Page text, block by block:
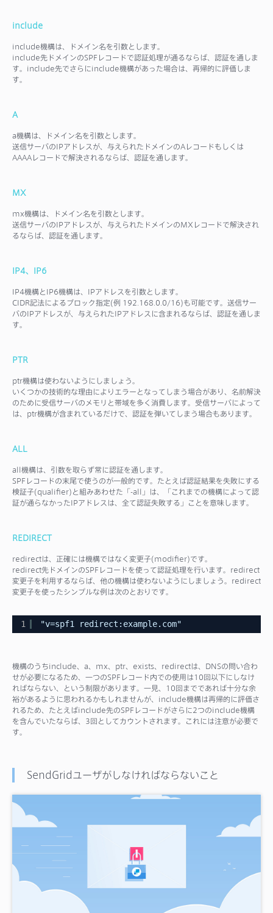
include
include機構は、ドメイン名を引数とします。
include先ドメインのSPFレコードで認証処理が通るならば、認証を通しま
す。include先でさらにinclude機構があった場合は、再帰的に評価しま
す。
A
a機構は、ドメイン名を引数とします。
送信サーバのIPアドレスが、与えられたドメインのAレコードもしくは
AAAAレコードで解決されるならば、認証を通します。
MX
mx機構は、ドメイン名を引数とします。
送信サーバのIPアドレスが、与えられたドメインのMXレコードで解決され
るならば、認証を通します。
IP4、IP6
IP4機構とIP6機構は、IPアドレスを引数とします。
CIDR記法によるブロック指定(例 192.168.0.0/16)も可能です。送信サー
バのIPアドレスが、与えられたIPアドレスに含まれるならば、認証を通しま
す。
PTR
ptr機構は使わないようにしましょう。
いくつかの技術的な理由によりエラーとなってしまう場合があり、名前解決
のために受信サーバのメモリと帯域を多く消費します。受信サーバによって
は、ptr機構が含まれているだけで、認証を弾いてしまう場合もあります。
ALL
all機構は、引数を取らず常に認証を通します。
SPFレコードの末尾で使うのが一般的です。たとえば認証結果を失敗にする
検証子(qualifier)と組みあわせた「-all」は、「これまでの機構によって認
証が通らなかったIPアドレスは、全て認証失敗する」ことを意味します。
REDIRECT
redirectは、正確には機構ではなく変更子(modifier)です。
redirect先ドメインのSPFレコードを使って認証処理を行います。redirect
変更子を利用するならば、他の機構は使わないようにしましょう。redirect
変更子を使ったシンプルな例は次のとおりです。
1 "v=spf1 redirect:example.com"
機構のうちinclude、a、mx、ptr、exists、redirectは、DNSの問い合わ
せが必要になるため、一つのSPFレコード内での使用は10回以下にしなけ
ればならない、という制限があります。一見、10回までであれば十分な余
裕があるように思われるかもしれませんが、include機構は再帰的に評価さ
れるため、たとえばinclude先のSPFレコードがさらに2つのinclude機構
を含んでいたならば、3回としてカウントされます。これには注意が必要で
す。
SendGridユーザがしなければならないこと